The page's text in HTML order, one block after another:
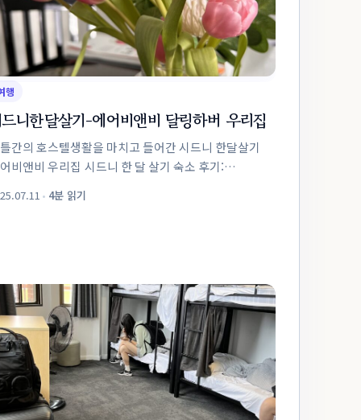
행
니한달살기-에어비앤비 달링하버 우리집
간의 호스텔생활을 마치고 들어간 시드니 한달살기
비 우리집 시드니 한 달 살기 숙소 후기:
하면서 가장 신중하게 고민했던 건 바로 숙소
• 4분 읽기